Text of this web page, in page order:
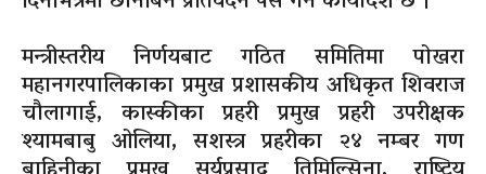
मन्त्रीस्तरीय निर्णयबाट गठित समितिमा पोखरा
महानगरपालिकाका प्रमुख प्रशासकीय अधिकृत शिवराज
चौलागाई, कास्कीका प्रहरी प्रमुख प्रहरी उपरीक्षक
श्यामबाबु ओलिया, सशस्त्र प्रहरीका २४ नम्बर गण